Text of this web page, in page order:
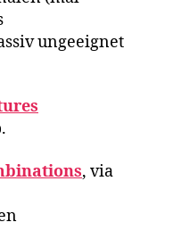
ungeeignet
, via